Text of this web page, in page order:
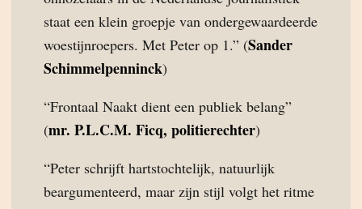
staat een klein groepje van ondergewaardeerde
woestijnroepers. Met Peter op 1.” (Sander
Schimmelpenninck)
“Frontaal Naakt dient een publiek belang”
(mr. P.L.C.M. Ficq, politierechter)
“Peter schrijft hartstochtelijk, natuurlijk
beargumenteerd, maar zijn stijl volgt het ritme